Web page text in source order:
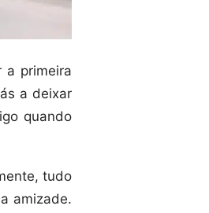
a primeira
a deixar
quando
tudo
amizade.